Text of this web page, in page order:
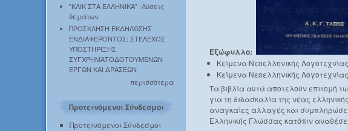
"ΚΛΙΚ ΣΤΑ ΕΛΛΗΝΙΚΑ" -Λύσεις
θεμάτων
ΠΡΟΣΚΛΗΣΗ ΕΚΔΗΛΩΣΗΣ
ΕΝΔΙΑΦΕΡΟΝΤΟΣ: ΣΤΕΛΕΧΟΣ
ΥΠΟΣΤΗΡΙΞΗΣ
ΣΥΓΧΡΗΜΑΤΟΔΟΤΟΥΜΕΝΩΝ
ΕΡΓΩΝ ΚΑΙ ΔΡΑΣΕΩΝ
περισσότερα
Προτεινόμενοι Σύνδεσμοι
Προτεινόμενοι Σύνδεσμοι
Εξώφυλλο:
Κείμενα Νεοελληνικής
Κείμενα Νεοελληνικής
Τα βιβλία αυτά αποτελούν επιτομή
για τη διδασκαλία της νέας
αναγκαίες αλλαγές και
Ελληνικής Γλώσσας κατόπιν